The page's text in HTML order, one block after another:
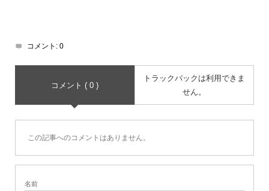
コメント: 0
コメント ( 0 )
トラックバックは利用できま
せん。
この記事へのコメントはありません。
名前